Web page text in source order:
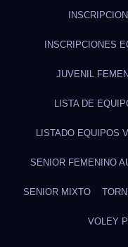
INSCRIPCIONES
JUVENIL
LISTA DE
LISTADO EQUIPOS
SENIOR FEMENINO
SENIOR MIXTO
VOLEY